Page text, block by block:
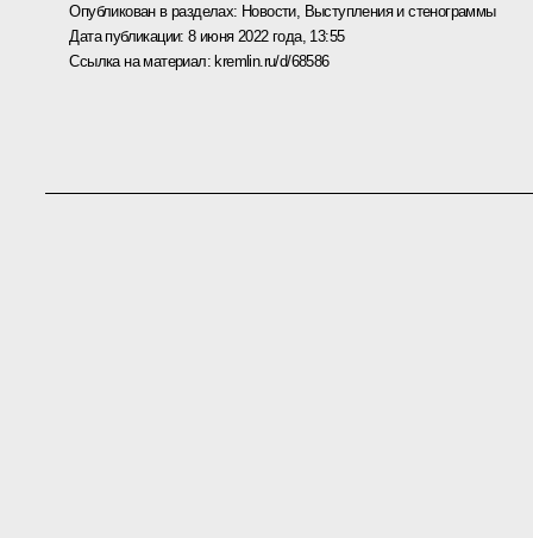
Опубликован в разделах: Новости, Выступления и стенограммы
Дата публикации:8 июня 2022 года, 13:55
Ссылка на материал: kremlin.ru/d/68586